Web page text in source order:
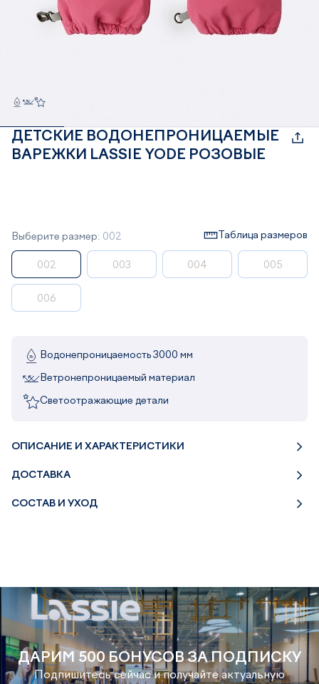
ДЕТСКИЕ ВОДОНЕПРОНИЦАЕМЫЕ
ВАРЕЖКИ LASSIE YODE РОЗОВЫЕ
Выберите размер: 002 Таблица размеров
002 003 004 005
006
Водонепроницаемость 3000 мм
Ветронепроницаемый материал
Светоотражающие детали
ОПИСАНИЕ И ХАРАКТЕРИСТИКИ
ДОСТАВКА
СОСТАВ И УХОД
ДАРИМ 500 БОНУСОВ ЗА ПОДПИСКУ
Подпишитесь сейчас и получайте актуальную